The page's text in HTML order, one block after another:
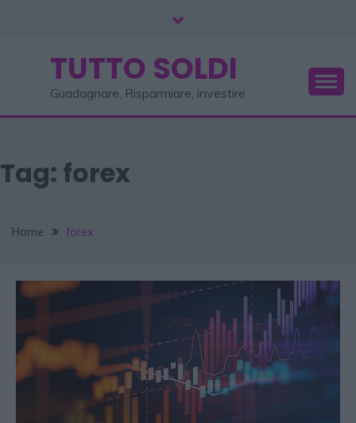
TUTTO SOLDI
Guadagnare, Risparmiare, investire
Tag: forex
Home forex